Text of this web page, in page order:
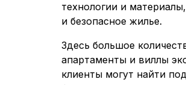
технологии и
и безопасное жилье.
Здесь большое
апартаменты и виллы
клиенты могут найти